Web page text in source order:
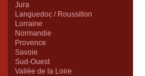
Jura
Languedoc / Roussillon
Lorraine
Normandie
Provence
Savoie
Sud-Ouest
Vallée de la Loire